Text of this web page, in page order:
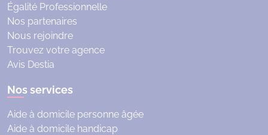
Égalité Professionnelle
Nos partenaires
Nous rejoindre
Trouvez votre agence
Avis Destia
Nos services
Aide à domicile personne âgée
Aide à domicile handicap